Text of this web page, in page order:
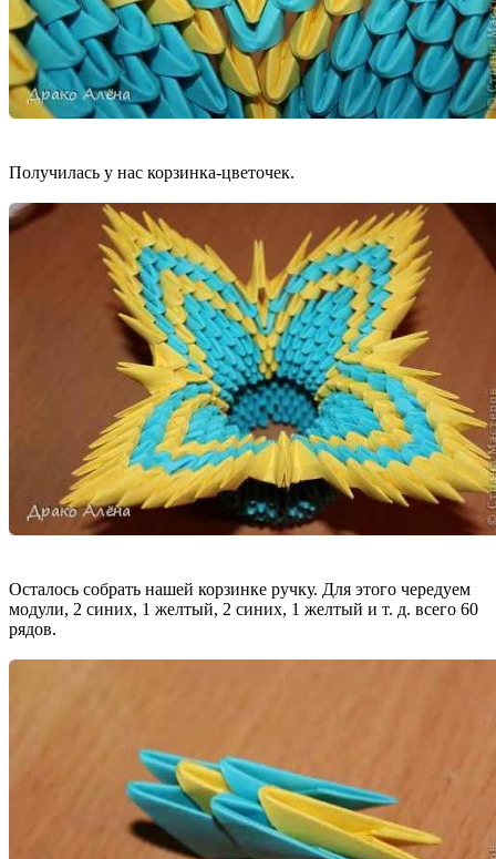
Получилась у нас корзинка-цветочек.
Осталось собрать нашей корзинке ручку. Для этого чередуем
модули, 2 синих, 1 желтый, 2 синих, 1 желтый и т. д. всего 60
рядов.